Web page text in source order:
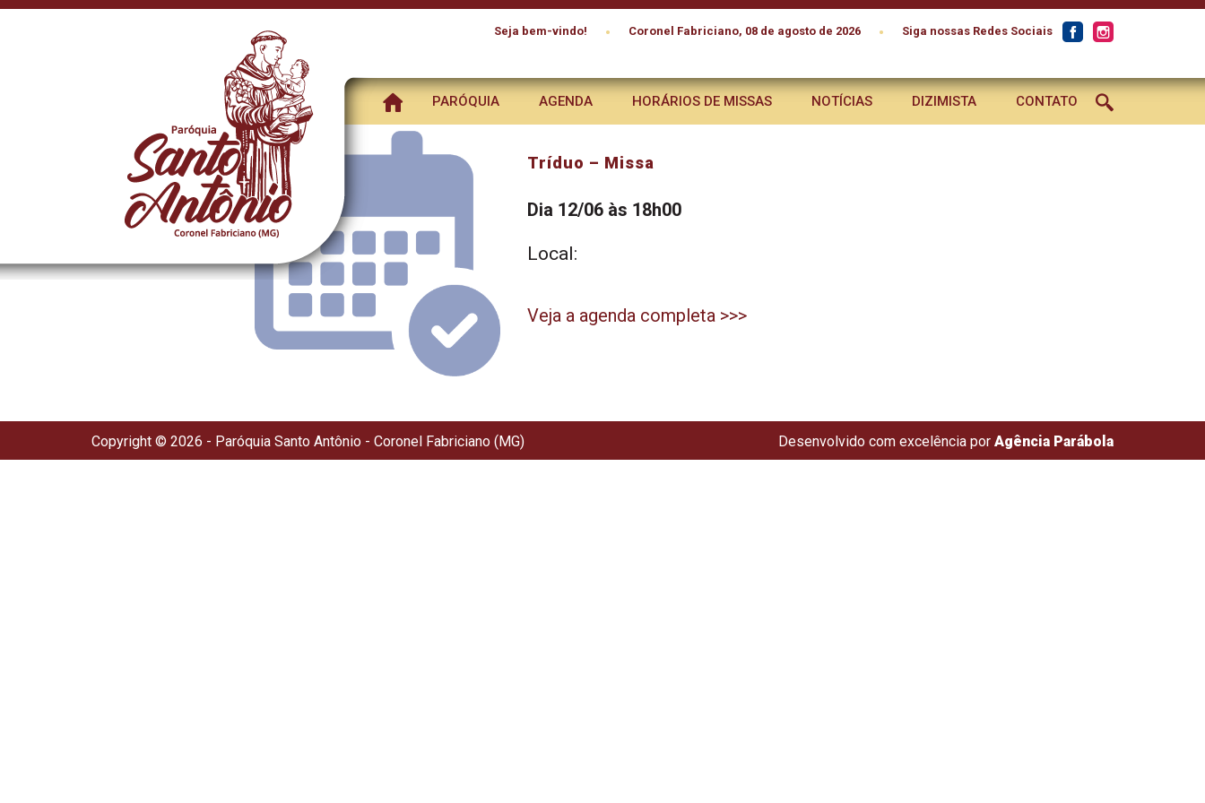
Seja bem-vindo! • Coronel Fabriciano, 08 de agosto de 2026 • Siga nossas Redes Sociais
PARÓQUIA AGENDA HORÁRIOS DE MISSAS NOTÍCIAS DIZIMISTA CONTATO
Tríduo – Missa
Dia 12/06 às 18h00
Local:
Veja a agenda completa >>>
Copyright © 2026 - Paróquia Santo Antônio - Coronel Fabriciano (MG) Desenvolvido com excelência por Agência Parábola